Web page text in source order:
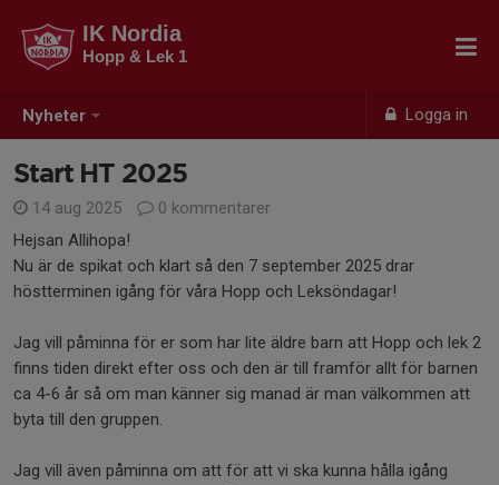
Nyheter Logga in
IK Nordia
Hopp & Lek 1
Start HT 2025
14 aug 2025
0 kommentarer
Hejsan Allihopa!
Nu är de spikat och klart så den 7 september 2025 drar
höstterminen igång för våra Hopp och Leksöndagar!
Jag vill påminna för er som har lite äldre barn att Hopp och lek 2
finns tiden direkt efter oss och den är till framför allt för barnen
ca 4-6 år så om man känner sig manad är man välkommen att
byta till den gruppen.
Jag vill även påminna om att för att vi ska kunna hålla igång